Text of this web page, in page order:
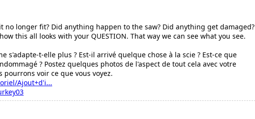
no longer fit? Did anything happen to the saw? Did anything get damaged?
this all looks with your QUESTION. That way we can see what you see.
s'adapte-t-elle plus ? Est-il arrivé quelque chose à la scie ? Est-ce que
? Postez quelques photos de l'aspect de tout cela avec votre
pourrons voir ce que vous voyez.
Ajout+d'i...